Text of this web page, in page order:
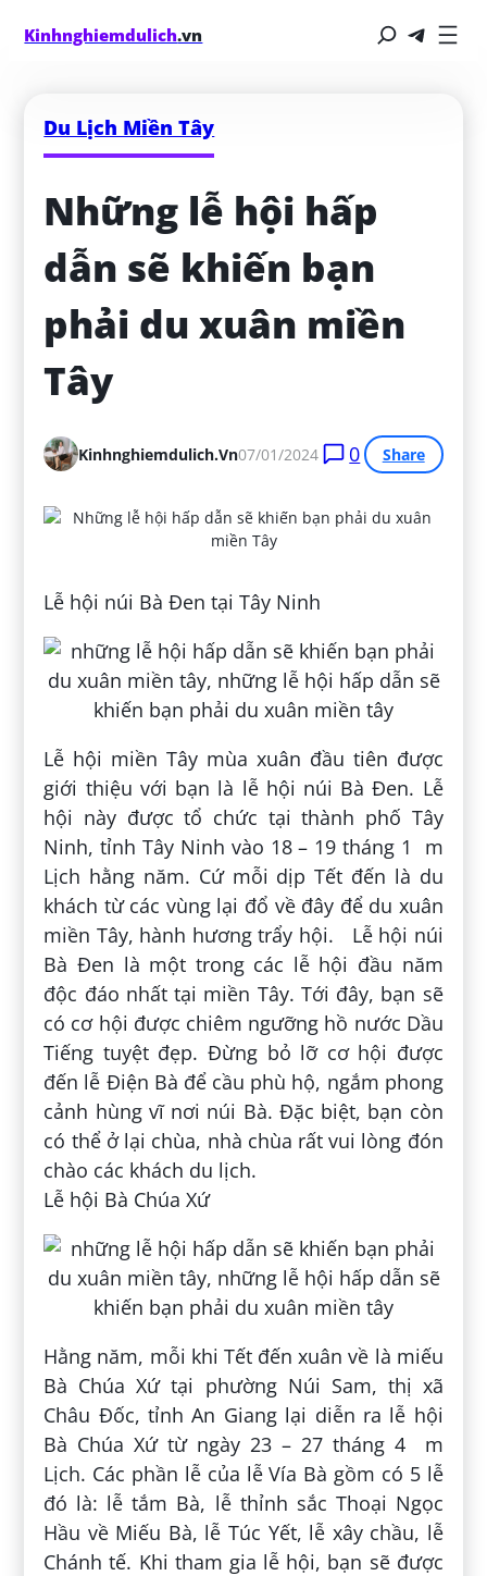
Kinhnghiemdulich.vn
Du Lịch Miền Tây
Những lễ hội hấp
dẫn sẽ khiến bạn
phải du xuân miền
Tây
Kinhnghiemdulich.vn07/01/2024 0 Share
Lễ hội núi Bà Đen tại Tây Ninh
Lễ hội miền Tây mùa xuân đầu tiên được
giới thiệu với bạn là lễ hội núi Bà Đen. Lễ
hội này được tổ chức tại thành phố Tây
Ninh, tỉnh Tây Ninh vào 18 – 19 tháng 1 m
Lịch hằng năm. Cứ mỗi dịp Tết đến là du
khách từ các vùng lại đổ về đây để du xuân
miền Tây, hành hương trẩy hội. Lễ hội núi
Bà Đen là một trong các lễ hội đầu năm
độc đáo nhất tại miền Tây. Tới đây, bạn sẽ
có cơ hội được chiêm ngưỡng hồ nước Dầu
Tiếng tuyệt đẹp. Đừng bỏ lỡ cơ hội được
đến lễ Điện Bà để cầu phù hộ, ngắm phong
cảnh hùng vĩ nơi núi Bà. Đặc biệt, bạn còn
có thể ở lại chùa, nhà chùa rất vui lòng đón
chào các khách du lịch.
Lễ hội Bà Chúa Xứ
Hằng năm, mỗi khi Tết đến xuân về là miếu
Bà Chúa Xứ tại phường Núi Sam, thị xã
Châu Đốc, tỉnh An Giang lại diễn ra lễ hội
Bà Chúa Xứ từ ngày 23 – 27 tháng 4 m
Lịch. Các phần lễ của lễ Vía Bà gồm có 5 lễ
đó là: lễ tắm Bà, lễ thỉnh sắc Thoại Ngọc
Hầu về Miếu Bà, lễ Túc Yết, lễ xây chầu, lễ
Chánh tế. Khi tham gia lễ hội, bạn sẽ được